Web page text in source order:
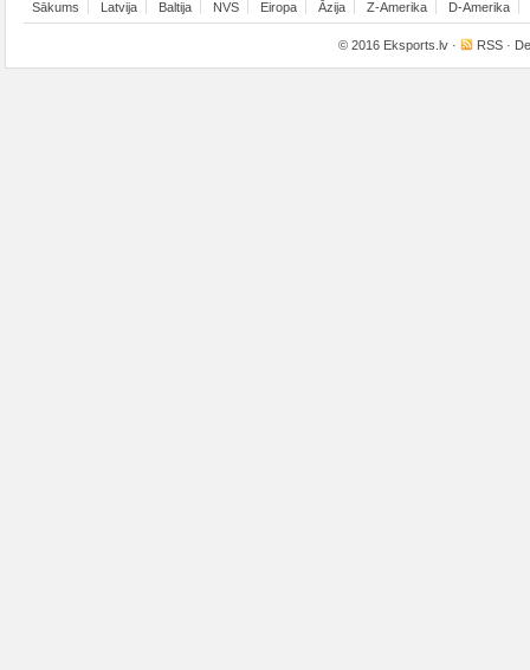
Sākums Latvija Baltija NVS Eiropa Āzija Z-Amerika D-Amerika
© 2016 Eksports.lv · RSS ·